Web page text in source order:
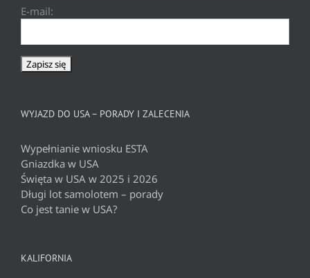
E-mail:
WYJAZD DO USA – PORADY I ZALECENIA
Wypełnianie wniosku ESTA
Gniazdka w USA
Święta w USA w 2025 i 2026
Długi lot samolotem – porady
Co jest tanie w USA?
KALIFORNIA